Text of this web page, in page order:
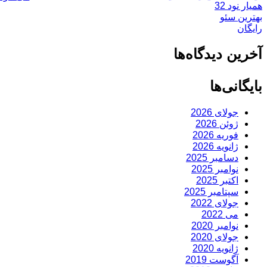
همیار نود 32
بهترین سئو
رایگان
آخرین دیدگاه‌ها
بایگانی‌ها
جولای 2026
ژوئن 2026
فوریه 2026
ژانویه 2026
دسامبر 2025
نوامبر 2025
اکتبر 2025
سپتامبر 2025
جولای 2022
می 2022
نوامبر 2020
جولای 2020
ژانویه 2020
آگوست 2019